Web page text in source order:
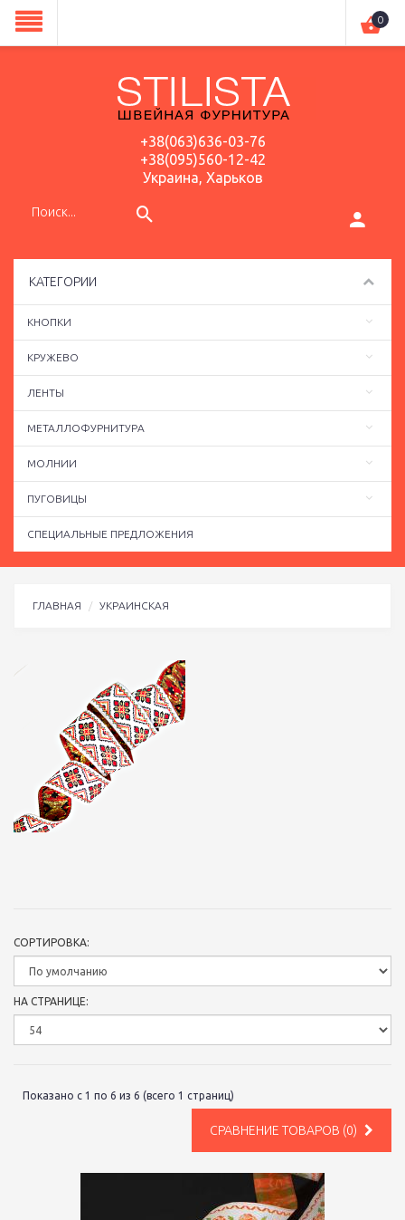
+38(063)636-03-76
+38(095)560-12-42
Украина, Харьков
0
КАТЕГОРИИ
КНОПКИ
КРУЖЕВО
ЛЕНТЫ
МЕТАЛЛОФУРНИТУРА
МОЛНИИ
ПУГОВИЦЫ
СПЕЦИАЛЬНЫЕ ПРЕДЛОЖЕНИЯ
ГЛАВНАЯ УКРАИНСКАЯ
СОРТИРОВКА:
НА СТРАНИЦЕ:
Показано с 1 по 6 из 6 (всего 1 страниц)
СРАВНЕНИЕ ТОВАРОВ (0)